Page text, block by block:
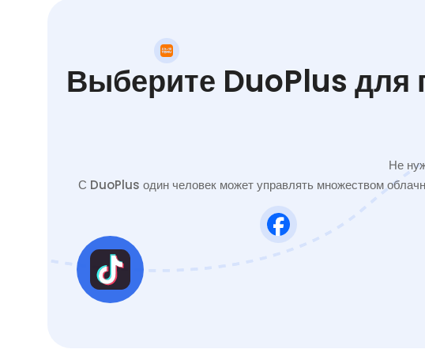
Выберите DuoPlus для
Не
С DuoPlus один человек может управлять множеством